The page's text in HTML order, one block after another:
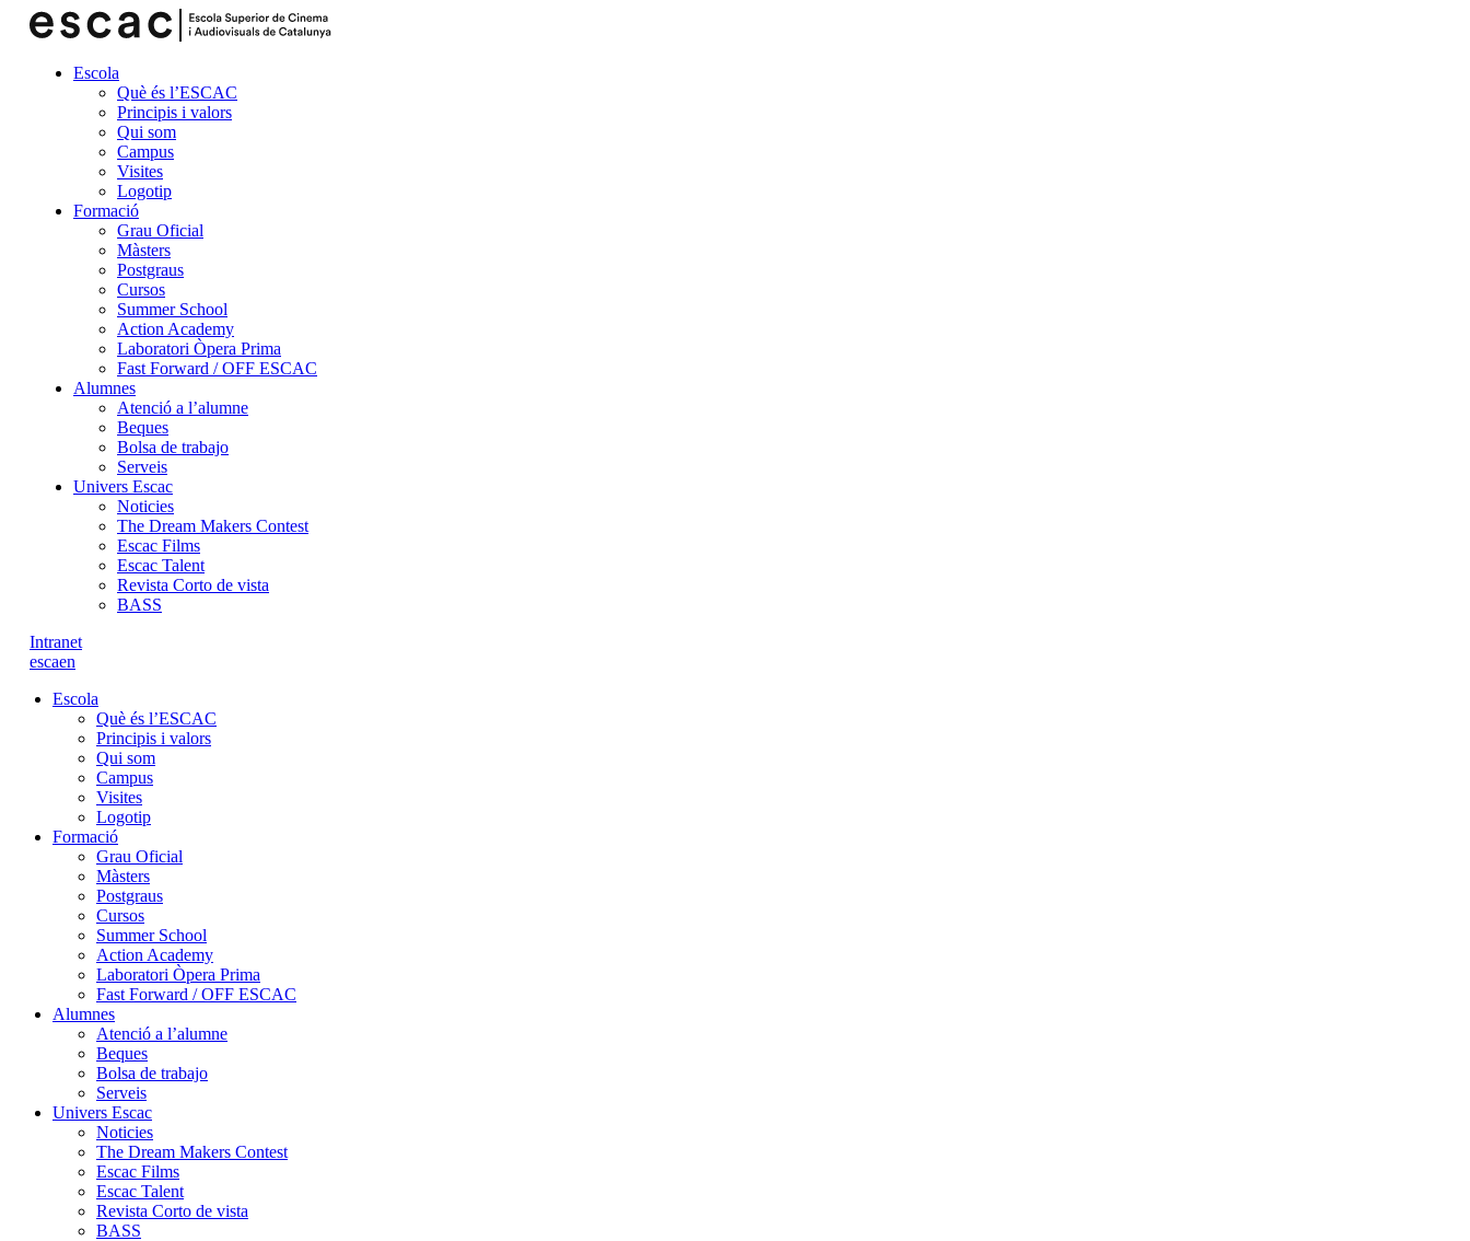
Escola
Què és l’ESCAC
Principis i valors
Qui som
Campus
Visites
Logotip
Formació
Grau Oficial
Màsters
Postgraus
Cursos
Summer School
Action Academy
Laboratori Òpera Prima
Fast Forward / OFF ESCAC
Alumnes
Atenció a l’alumne
Beques
Bolsa de trabajo
Serveis
Univers Escac
Noticies
The Dream Makers Contest
Escac Films
Escac Talent
Revista Corto de vista
BASS
Intranet
escaen
Escola
Què és l’ESCAC
Principis i valors
Qui som
Campus
Visites
Logotip
Formació
Grau Oficial
Màsters
Postgraus
Cursos
Summer School
Action Academy
Laboratori Òpera Prima
Fast Forward / OFF ESCAC
Alumnes
Atenció a l’alumne
Beques
Bolsa de trabajo
Serveis
Univers Escac
Noticies
The Dream Makers Contest
Escac Films
Escac Talent
Revista Corto de vista
BASS